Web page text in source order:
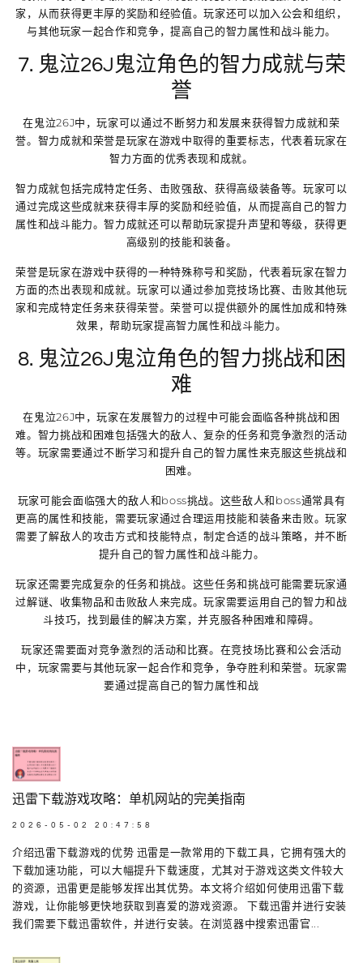
家，从而获得更丰厚的奖励和经验值。玩家还可以加入公会和组织，
与其他玩家一起合作和竞争，提高自己的智力属性和战斗能力。
7. 鬼泣26J鬼泣角色的智力成就与荣
誉
在鬼泣26J中，玩家可以通过不断努力和发展来获得智力成就和荣
誉。智力成就和荣誉是玩家在游戏中取得的重要标志，代表着玩家在
智力方面的优秀表现和成就。
智力成就包括完成特定任务、击败强敌、获得高级装备等。玩家可以
通过完成这些成就来获得丰厚的奖励和经验值，从而提高自己的智力
属性和战斗能力。智力成就还可以帮助玩家提升声望和等级，获得更
高级别的技能和装备。
荣誉是玩家在游戏中获得的一种特殊称号和奖励，代表着玩家在智力
方面的杰出表现和成就。玩家可以通过参加竞技场比赛、击败其他玩
家和完成特定任务来获得荣誉。荣誉可以提供额外的属性加成和特殊
效果，帮助玩家提高智力属性和战斗能力。
8. 鬼泣26J鬼泣角色的智力挑战和困
难
在鬼泣26J中，玩家在发展智力的过程中可能会面临各种挑战和困
难。智力挑战和困难包括强大的敌人、复杂的任务和竞争激烈的活动
等。玩家需要通过不断学习和提升自己的智力属性来克服这些挑战和
困难。
玩家可能会面临强大的敌人和boss挑战。这些敌人和boss通常具有
更高的属性和技能，需要玩家通过合理运用技能和装备来击败。玩家
需要了解敌人的攻击方式和技能特点，制定合适的战斗策略，并不断
提升自己的智力属性和战斗能力。
玩家还需要完成复杂的任务和挑战。这些任务和挑战可能需要玩家通
过解谜、收集物品和击败敌人来完成。玩家需要运用自己的智力和战
斗技巧，找到最佳的解决方案，并克服各种困难和障碍。
玩家还需要面对竞争激烈的活动和比赛。在竞技场比赛和公会活动
中，玩家需要与其他玩家一起合作和竞争，争夺胜利和荣誉。玩家需
要通过提高自己的智力属性和战
迅雷下载游戏攻略：单机网站的完美指南
2026-05-02 20:47:58
介绍迅雷下载游戏的优势 迅雷是一款常用的下载工具，它拥有强大的
下载加速功能，可以大幅提升下载速度，尤其对于游戏这类文件较大
的资源，迅雷更是能够发挥出其优势。本文将介绍如何使用迅雷下载
游戏，让你能够更快地获取到喜爱的游戏资源。 下载迅雷并进行安装
我们需要下载迅雷软件，并进行安装。在浏览器中搜索迅雷官...